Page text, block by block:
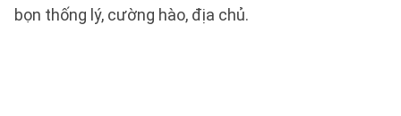
bọn thống lý, cường hào, địa chủ.